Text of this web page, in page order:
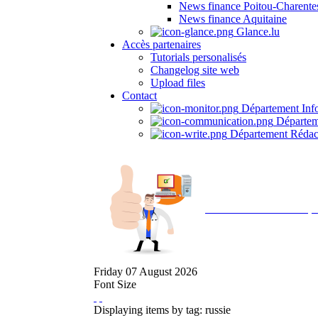
News finance Poitou-
News finance Aquitaine
Glance.lu
Accès partenaires
Tutorials personalisés
Changelog site web
Upload files
Contact
Département
Département
Friday 07 August 2026
Font Size
Displaying items by tag: russie